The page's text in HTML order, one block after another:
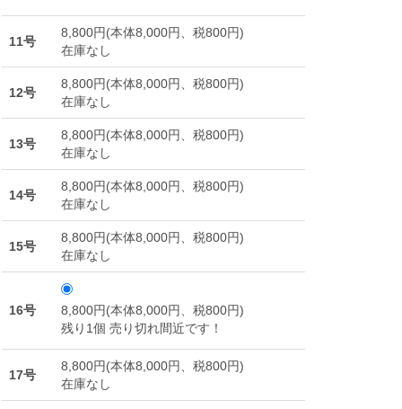
11号
8,800円(本体8,000円、税800円)
在庫なし
12号
8,800円(本体8,000円、税800円)
在庫なし
13号
8,800円(本体8,000円、税800円)
在庫なし
14号
8,800円(本体8,000円、税800円)
在庫なし
15号
8,800円(本体8,000円、税800円)
在庫なし
16号
8,800円(本体8,000円、税800円)
残り1個 売り切れ間近です！
17号
8,800円(本体8,000円、税800円)
在庫なし